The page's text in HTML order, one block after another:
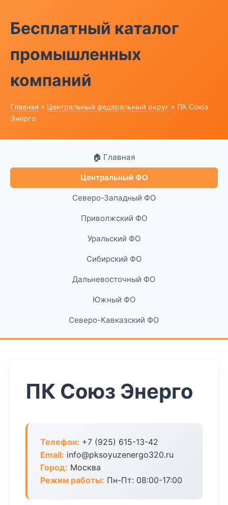
Бесплатный каталог
промышленных
компаний
Главная » Центральный федеральный округ » ПК Союз
Энерго
🏠 Главная
Центральный ФО
Северо-Западный ФО
Приволжский ФО
Уральский ФО
Сибирский ФО
Дальневосточный ФО
Южный ФО
Северо-Кавказский ФО
ПК Союз Энерго
Телефон: +7 (925) 615-13-42
Email: info@pksoyuzenergo320.ru
Город: Москва
Режим работы: Пн-Пт: 08:00-17:00